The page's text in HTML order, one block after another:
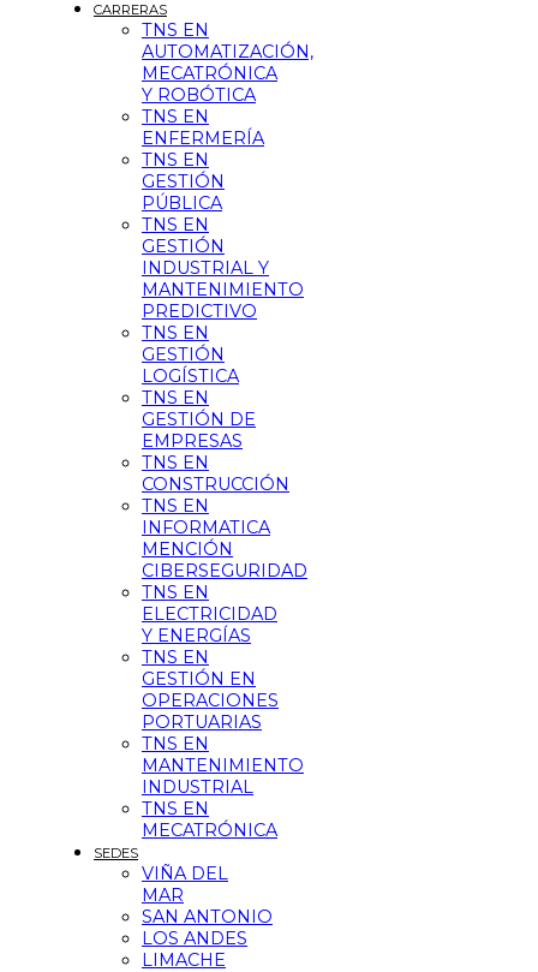
CARRERAS
TNS EN
AUTOMATIZACIÓN,
MECATRÓNICA
Y ROBÓTICA
TNS EN
ENFERMERÍA
TNS EN
GESTIÓN
PÚBLICA
TNS EN
GESTIÓN
INDUSTRIAL Y
MANTENIMIENTO
PREDICTIVO
TNS EN
GESTIÓN
LOGÍSTICA
TNS EN
GESTIÓN DE
EMPRESAS
TNS EN
CONSTRUCCIÓN
TNS EN
INFORMATICA
MENCIÓN
CIBERSEGURIDAD
TNS EN
ELECTRICIDAD
Y ENERGÍAS
TNS EN
GESTIÓN EN
OPERACIONES
PORTUARIAS
TNS EN
MANTENIMIENTO
INDUSTRIAL
TNS EN
MECATRÓNICA
SEDES
VIÑA DEL
MAR
SAN ANTONIO
LOS ANDES
LIMACHE